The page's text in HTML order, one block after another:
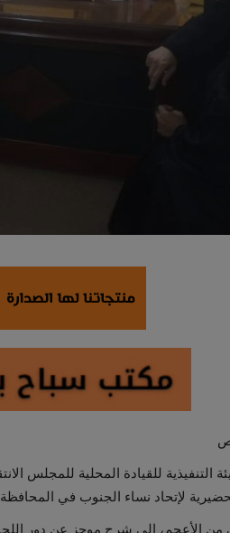
التنفيذية للقيادة المحلية للمجلس
لإتحاد نساء الجنوب في
من الأعجم، إلى شرح موجز عن دور